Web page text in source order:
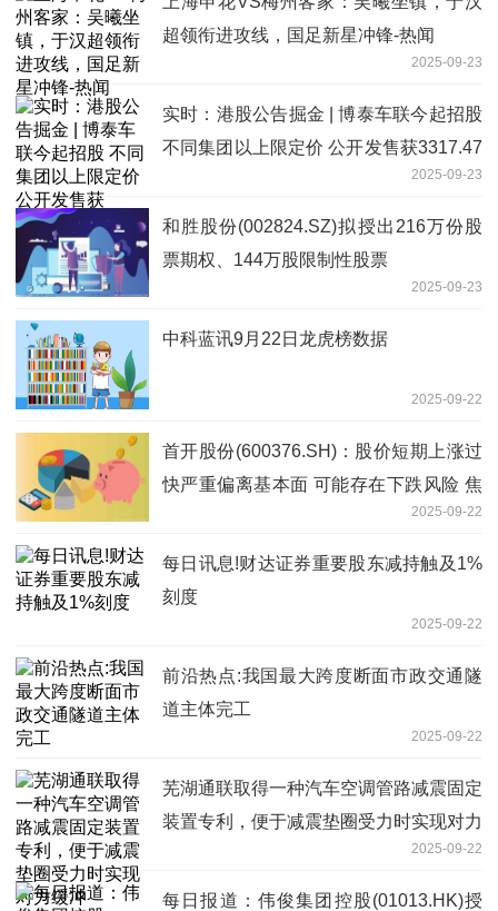
超领衔进攻线，国足新星冲锋-热闻
2025-09-23
实时：港股公告掘金 | 博泰车联今起招股
不同集团以上限定价 公开发售获3317.47
2025-09-23
和胜股份(002824.SZ)拟授出216万份股
票期权、144万股限制性股票
2025-09-23
中科蓝讯9月22日龙虎榜数据
2025-09-22
首开股份(600376.SH)：股价短期上涨过
快严重偏离基本面 可能存在下跌风险 焦
2025-09-22
每日讯息!财达证券重要股东减持触及1%
刻度
2025-09-22
前沿热点:我国最大跨度断面市政交通隧
道主体完工
2025-09-22
芜湖通联取得一种汽车空调管路减震固定
装置专利，便于减震垫圈受力时实现对力
2025-09-22
每日报道：伟俊集团控股(01013.HK)授